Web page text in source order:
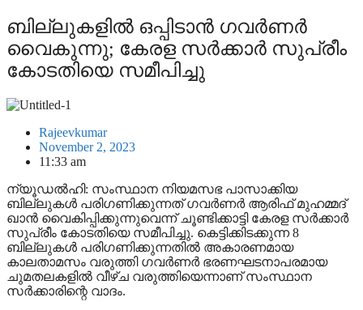
ബില്ലുകളില്‍ ഒപ്പിടാന്‍ ഗവര്‍ണര്‍
വൈകുന്നു; കേരള സര്‍ക്കാര്‍ സുപ്രീം
കോടതിയെ സമീപിച്ചു
Rajeevkumar
November 2, 2023
11:33 am
ന്യൂഡല്‍ഹി: സംസ്ഥാന നിയമസഭ പാസാക്കിയ
ബില്ലുകള്‍ പരിഗണിക്കുന്നത് ഗവര്‍ണര്‍ ആരിഫ് മുഹമ്മദ്
ഖാന്‍ വൈകിപ്പിക്കുന്നുവെന്ന് ചൂണ്ടിക്കാട്ടി കേരള സര്‍ക്കാര്‍
സുപ്രീം കോടതിയെ സമീപിച്ചു. കെട്ടിക്കിടക്കുന്ന 8
ബില്ലുകള്‍ പരിഗണിക്കുന്നതില്‍ അകാരണമായ
കാലതാമസം വരുത്തി ഗവര്‍ണര്‍ ഭരണഘടനാപരമായ
ചുമതലകളില്‍ വീഴ്ച വരുത്തിയെന്നാണ് സംസ്ഥാന
സര്‍ക്കാരിന്റെ വാദം.